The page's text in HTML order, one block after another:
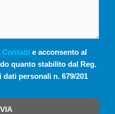
Contattie acconsento al
quanto stabilito dal Reg.
personali n. 679/201